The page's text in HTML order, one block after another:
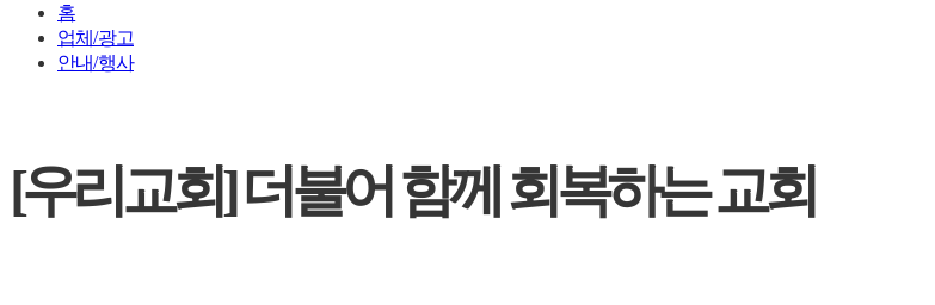
홈
업체/광고
안내/행사
[우리교회] 더불어 함께 회복하는 교회